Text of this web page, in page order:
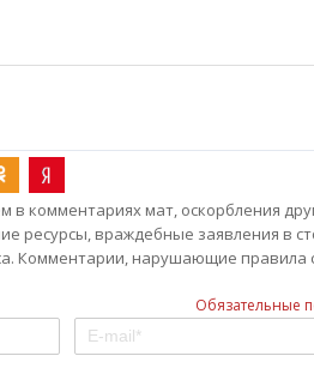
комментариях мат, оскорбления
ресурсы, враждебные заявления в
Комментарии, нарушающие правила
Обязательные